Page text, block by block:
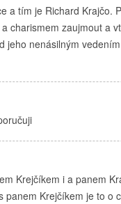
a tím je Richard Krajčo.
charismem zaujmout a
jeho nenásilným
Krejčíkem i a panem
panem Krejčíkem je to o